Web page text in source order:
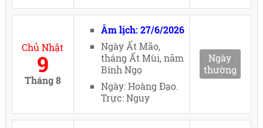
Chủ Nhật
9
Tháng 8
Âm lịch: 27/6/2026
Ngày Ất Mão,
tháng Ất Mùi, năm
Bính Ngọ
Ngày: Hoàng Đạo.
Trực: Nguy
Ngày
thường